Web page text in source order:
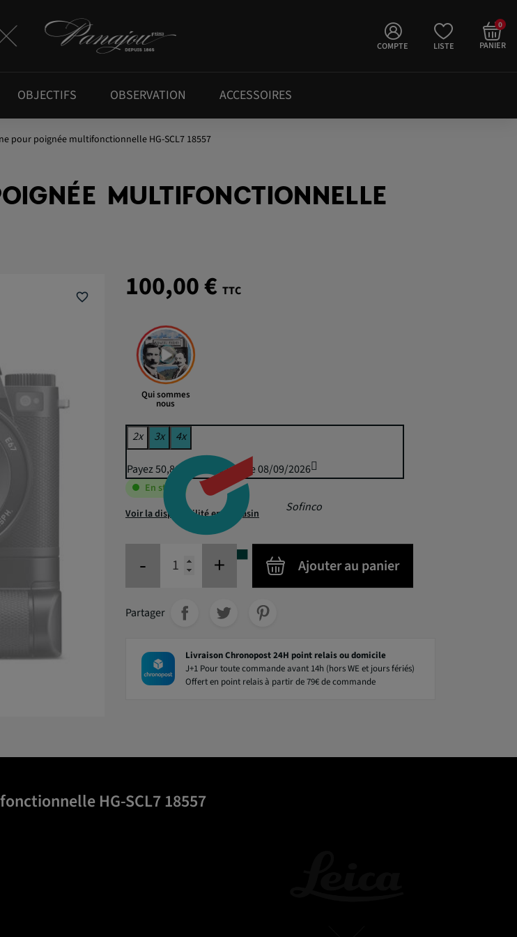
LISTE
COMPTE PANIER
0
OBJECTIFS OBSERVATION ACCESSOIRES
pour poignée multifonctionnelle HG-SCL7 18557
MULTIFONCTIONNELLE
favorite_border 100,00 € TTC
Qui sommes
nous
Sofinco
2x 3x 4x
Payez 50,86 € puis 50,00 € le 08/09/2026
En stock
Voir la disponibilité en magasin
- + Ajouter au panier
Partager
Livraison Chronopost 24H point relais ou domicile
J+1 Pour toute commande avant 14h (hors WE et jours fériés)
Offert en point relais à partir de 79€ de commande
HG-SCL7 18557